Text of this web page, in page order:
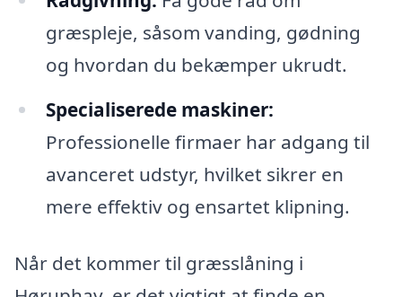
græspleje, såsom vanding, gødning
og hvordan du bekæmper ukrudt.
Specialiserede maskiner:
Professionelle firmaer har adgang til
avanceret udstyr, hvilket sikrer en
mere effektiv og ensartet klipning.
Når det kommer til græsslåning i